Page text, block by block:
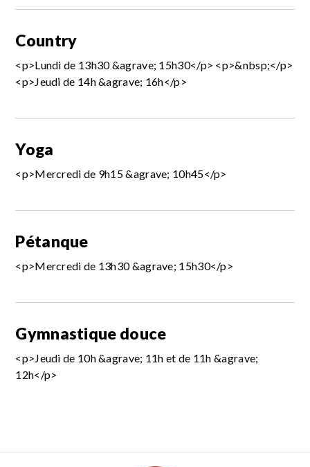
Country
<p>Lundi de 13h30 &agrave; 15h30</p> <p>&nbsp;</p>
<p>Jeudi de 14h &agrave; 16h</p>
Yoga
<p>Mercredi de 9h15 &agrave; 10h45</p>
Pétanque
<p>Mercredi de 13h30 &agrave; 15h30</p>
Gymnastique douce
<p>Jeudi de 10h &agrave; 11h et de 11h &agrave;
12h</p>